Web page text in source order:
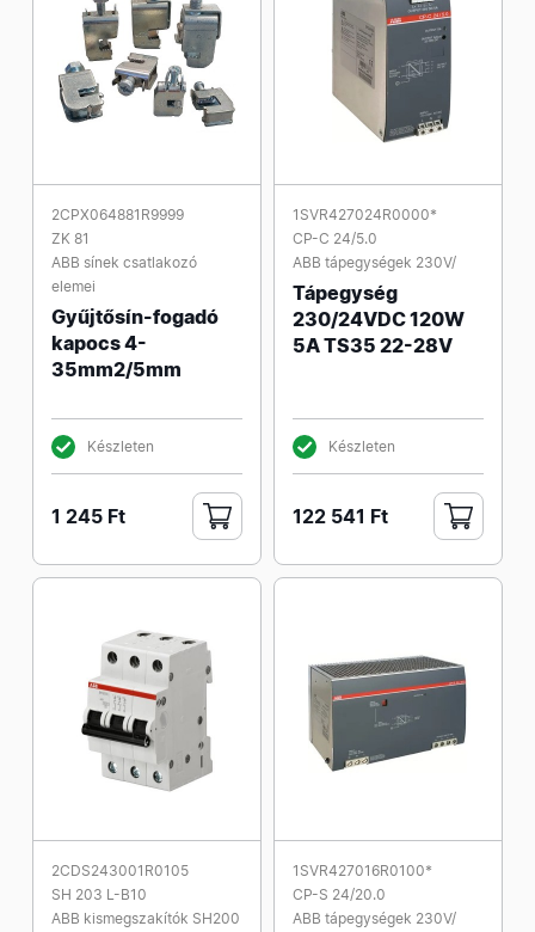
2CPX064881R9999
ZK 81
ABB sínek csatlakozó
elemei
Gyűjtősín-fogadó
kapocs 4-
35mm2/5mm
Készleten
1 245 Ft
1SVR427024R0000*
CP-C 24/5.0
ABB tápegységek 230V/
Tápegység
230/24VDC 120W
5A TS35 22-28V
Készleten
122 541 Ft
2CDS243001R0105
SH 203 L-B10
ABB kismegszakítók SH200
1SVR427016R0100*
CP-S 24/20.0
ABB tápegységek 230V/